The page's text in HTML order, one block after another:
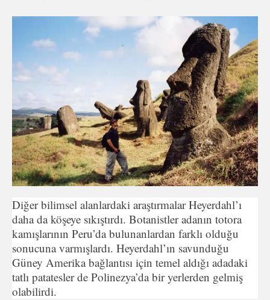
Diğer bilimsel alanlardaki araştırmalar Heyerdahl’ı
daha da köşeye sıkıştırdı. Botanistler adanın totora
kamışlarının Peru’da bulunanlardan farklı olduğu
sonucuna varmışlardı. Heyerdahl’ın savunduğu
Güney Amerika bağlantısı için temel aldığı adadaki
tatlı patatesler de Polinezya’da bir yerlerden gelmiş
olabilirdi.